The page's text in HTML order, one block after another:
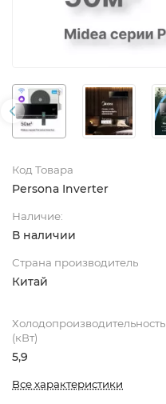
Код Товара
Persona Inverter
Наличие:
В наличии
Страна производитель
Китай
Холодопроизводительность
(кВт)
5,9
Все характеристики